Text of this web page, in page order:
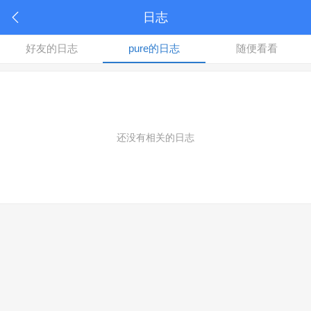
日志
好友的日志 pure的日志 随便看看
还没有相关的日志